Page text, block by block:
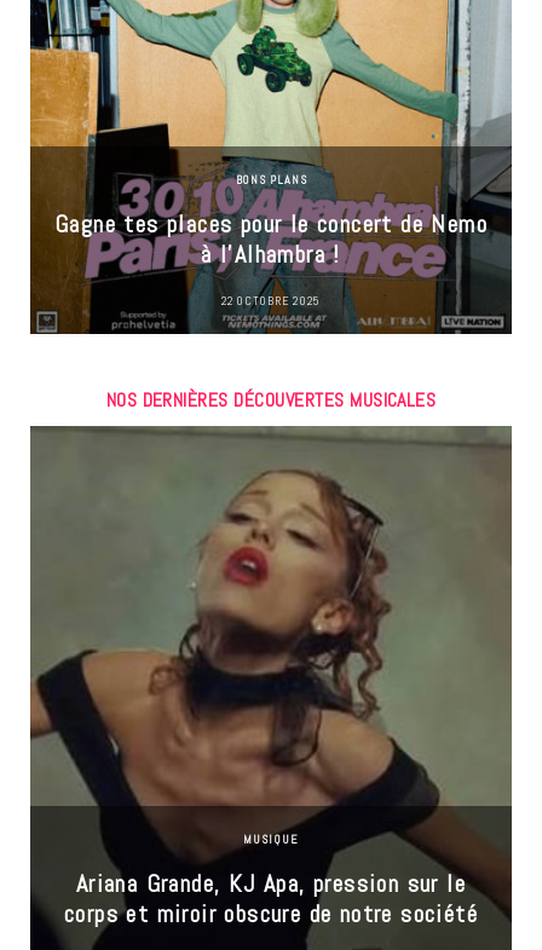
BONS PLANS
Gagne tes places pour le concert de Nemo
à l’Alhambra !
22 OCTOBRE 2025
NOS DERNIÈRES DÉCOUVERTES MUSICALES
MUSIQUE
Ariana Grande, KJ Apa, pression sur le
corps et miroir obscure de notre société